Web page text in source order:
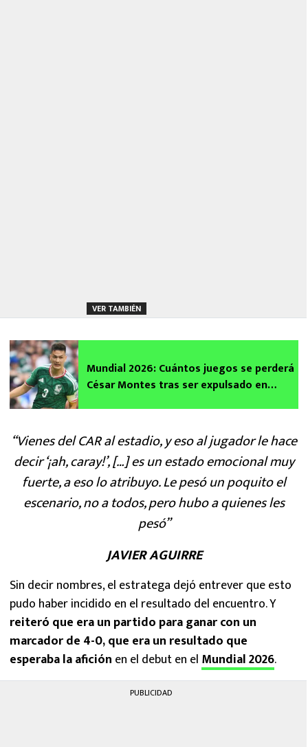
VER TAMBIÉN
Mundial 2026: Cuántos juegos se perderá
César Montes tras ser expulsado en
“Vienes del CAR al estadio, y eso al jugador le hace
decir ‘¡ah, caray!’, […] es un estado emocional muy
fuerte, a eso lo atribuyo. Le pesó un poquito el
escenario, no a todos, pero hubo a quienes les
pesó”
JAVIER AGUIRRE
Sin decir nombres, el estratega dejó entrever que esto
pudo haber incidido en el resultado del encuentro. Y
reiteró que era un partido para ganar con un
marcador de 4-0, que era un resultado que
esperaba la afición en el debut en el Mundial 2026.
PUBLICIDAD